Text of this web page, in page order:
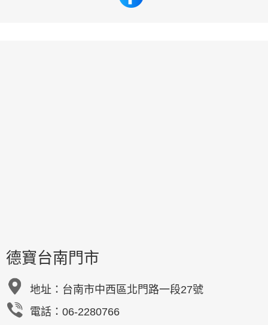
德寶台南門市
地址： 台南市中西區北門路一段27號
電話：06-2280766